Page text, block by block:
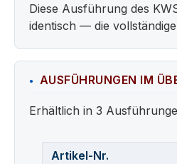
Diese Ausführung des
identisch — die
AUSFÜHRUNGEN IM
Erhältlich in 3
Artikel-Nr.